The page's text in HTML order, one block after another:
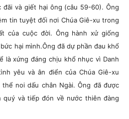
và giết hại ông (câu 59-60). Ông
tin tuyệt đối nơi Chúa Giê-xu trong
của cuộc đời. Ông hành xử giống
hại mình.Ông đã dự phần đau khổ
là xứng đáng chịu khổ nhục vì Danh
yêu và ân điển của Chúa Giê-xu
noi dấu chân Ngài. Ông đã được
quý và tiếp đón về nước thiên đàng